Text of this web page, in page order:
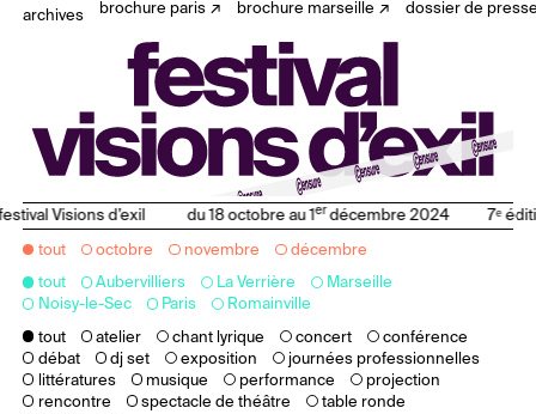
archives brochure paris brochure marseille dossier de
Visions d’exil du 18 octobre au 1erdécembre 2024 7ᵉ
tout octobre novembre décembre
tout Aubervilliers La Verrière
Marseille
Noisy-le-Sec
Paris Romainville
tout atelier chant lyrique concert
conférence
débat
dj set exposition
journées professionnelles
littératures
musique performance
projection
rencontre
spectacle de théâtre
table ronde